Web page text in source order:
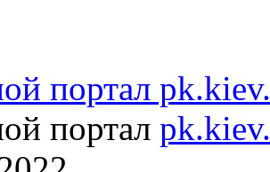
портал
портал